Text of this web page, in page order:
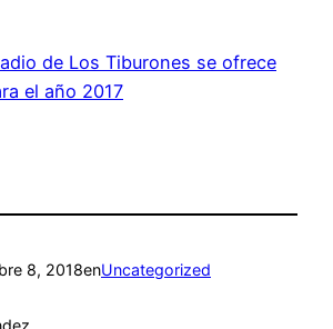
de Los Tiburones se ofrece
el año 2017
8, 2018enUncategorized